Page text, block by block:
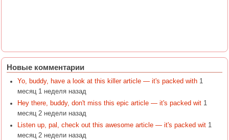
Новые комментарии
Yo, buddy, have a look at this killer article — it's packed with 1
месяц 1 неделя назад
Hey there, buddy, don't miss this epic article — it's packed wit 1
месяц 2 недели назад
Listen up, pal, check out this awesome article — it's packed wit 1
месяц 2 недели назад